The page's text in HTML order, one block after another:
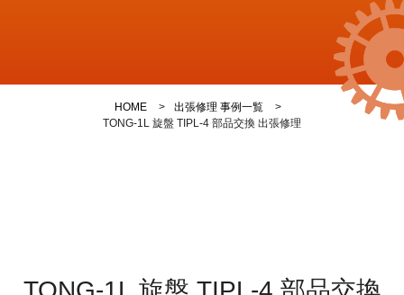
事例紹介
HOME
出張修理 事例一覧
TONG-1L 旋盤 TIPL-4 部品交換 出張修理